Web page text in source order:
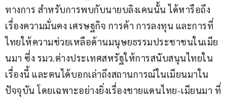
ทางการ สำหรับการพบกับนายบลิงเคนนั้น ได้หารือถึง
เรื่องความมั่นคง เศรษฐกิจ การค้า การลงทุน และการที่
ไทยให้ความช่วยเหลือด้านมนุษยธรรมประชาชนในเมีย
นมา ซึ่ง รมว.ต่างประเทศสหรัฐให้การสนับสนุนไทยใน
เรื่องนี้ และตนได้บอกเล่าถึงสถานการณ์ในเมียนมาใน
ปัจจุบัน โดยเฉพาะอย่างยิ่งเรื่องชายแดนไทย-เมียนมา ที่